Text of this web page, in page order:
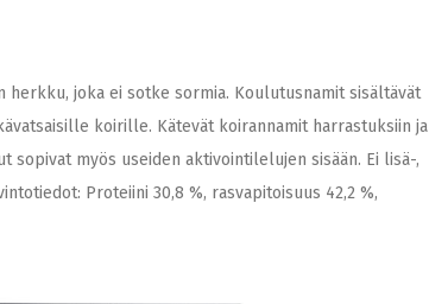
herkku, joka ei sotke sormia. Koulutusnamit sisältävät
koirille. Kätevät koirannamit harrastuksiin ja
myös useiden aktivointilelujen sisään. Ei lisä-,
Proteiini 30,8 %, rasvapitoisuus 42,2 %,